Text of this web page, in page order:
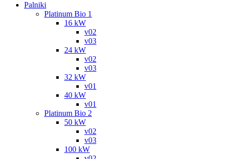
Palniki
Platinum Bio 1
16 kW
v02
v03
24 kW
v02
v03
32 kW
v01
40 kW
v01
Platinum Bio 2
50 kW
v02
v03
100 kW